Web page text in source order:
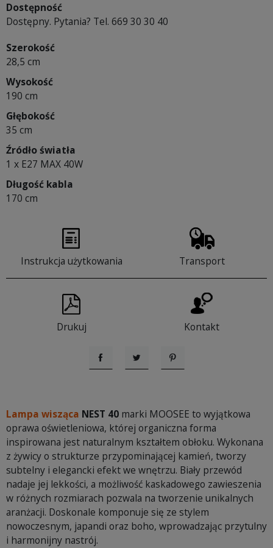
Dostępność
Dostępny. Pytania? Tel. 669 30 30 40
Szerokość
28,5 cm
Wysokość
190 cm
Głębokość
35 cm
Źródło światła
1 x E27 MAX 40W
Długość kabla
170 cm
Instrukcja użytkowania Transport
Drukuj Kontakt
UdostępnijTweetujPinterest
Lampa wisząca NEST 40 marki MOOSEE to wyjątkowa
oprawa oświetleniowa, której organiczna forma
inspirowana jest naturalnym kształtem obłoku. Wykonana
z żywicy o strukturze przypominającej kamień, tworzy
subtelny i elegancki efekt we wnętrzu. Biały przewód
nadaje jej lekkości, a możliwość kaskadowego zawieszenia
w różnych rozmiarach pozwala na tworzenie unikalnych
aranżacji. Doskonale komponuje się ze stylem
nowoczesnym, japandi oraz boho, wprowadzając przytulny
i harmonijny nastrój.